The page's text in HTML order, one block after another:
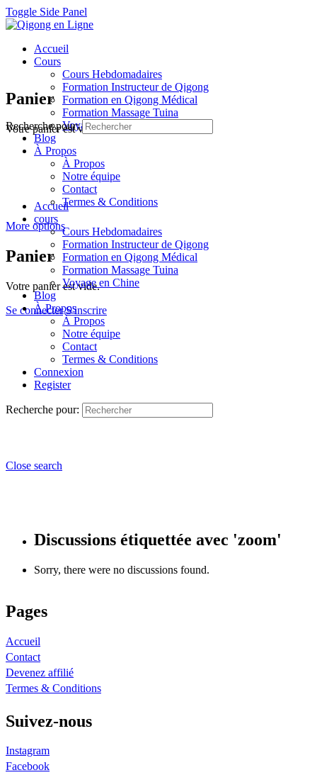
Toggle Side Panel
Accueil
Cours
Cours Hebdomadaires
Formation Instructeur de Qigong
Formation en Qigong Médical
Formation Massage Tuina
Voyage en Chine
Blog
À Propos
À Propos
Notre équipe
Contact
Termes & Conditions
More options
Panier
Votre panier est vide.
Se connecter S'inscrire
Panier
Votre panier est vide.
Recherche pour:
Accueil
cours
Cours Hebdomadaires
Formation Instructeur de Qigong
Formation en Qigong Médical
Formation Massage Tuina
Voyage en Chine
Blog
À Propos
À Propos
Notre équipe
Contact
Termes & Conditions
Connexion
Register
Recherche pour:
Close search
Discussions étiquettée avec 'zoom'
Sorry, there were no discussions found.
Pages
Accueil
Contact
Devenez affilié
Termes & Conditions
Suivez-nous
Instagram
Facebook